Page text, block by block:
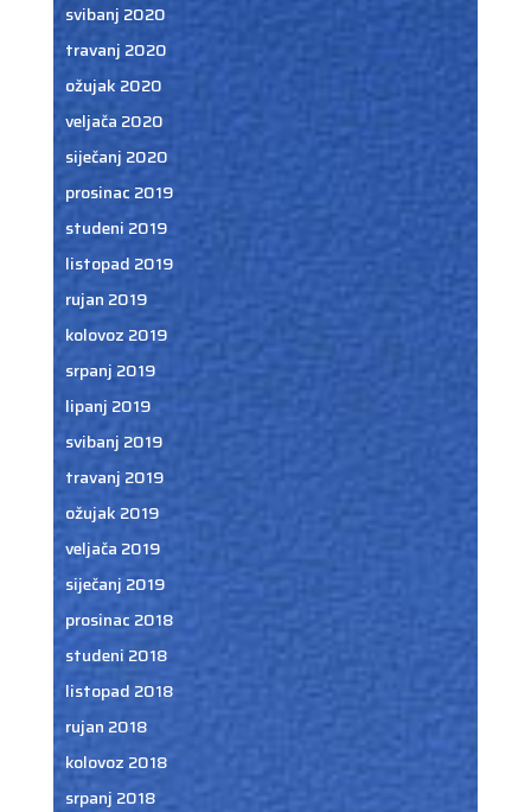
svibanj 2020
travanj 2020
ožujak 2020
veljača 2020
siječanj 2020
prosinac 2019
studeni 2019
listopad 2019
rujan 2019
kolovoz 2019
srpanj 2019
lipanj 2019
svibanj 2019
travanj 2019
ožujak 2019
veljača 2019
siječanj 2019
prosinac 2018
studeni 2018
listopad 2018
rujan 2018
kolovoz 2018
srpanj 2018